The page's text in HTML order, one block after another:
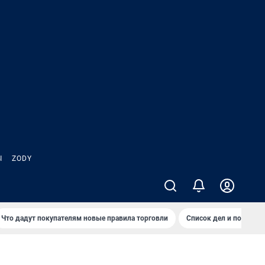
ZODY
Что дадут покупателям новые правила торговли Список дел и покупок